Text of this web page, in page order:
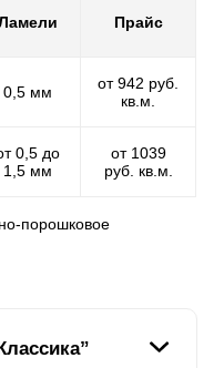
Прайс
0,5 мм
от 942 руб.
кв.м.
0,5 до
1,5 мм
от 1039
руб. кв.м.
порошковое